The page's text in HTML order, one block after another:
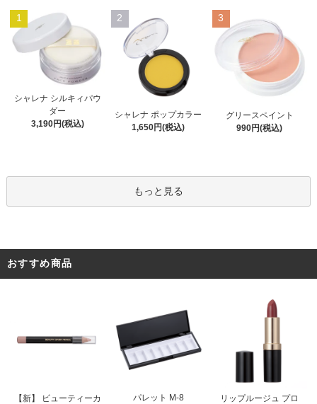
1
シャレナ シルキィパウ
ダー
3,190円(税込)
2
シャレナ ポップカラー
1,650円(税込)
3
グリースペイント
990円(税込)
もっと見る
おすすめ商品
【新】 ビューティーカ
パレット M-8
リップルージュ プロ